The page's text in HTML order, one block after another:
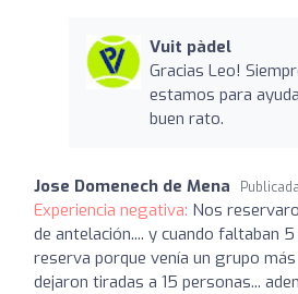
Vuit pàdel
Gracias Leo!
estamos para
buen rato.
Jose Domenech de Mena
Experiencia negativa: Nos
de antelación.... y cuando faltaban
reserva porque venía un grupo
dejaron tiradas a 15 personas...